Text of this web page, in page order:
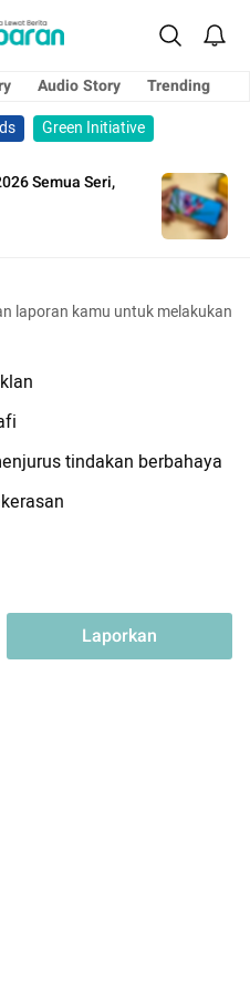
Audio Story
Trending
Green Initiative
Semua Seri,
laporan kamu untuk melakukan
tindakan berbahaya
Laporkan